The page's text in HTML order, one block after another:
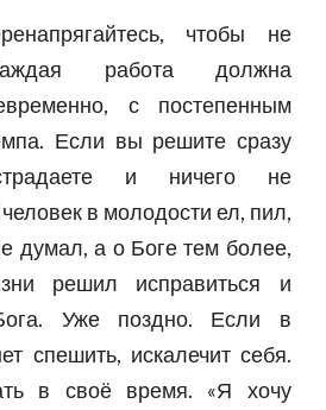
чтобы не
работа должна
с постепенным
Если вы решите сразу
и ничего не
в молодости ел, пил,
думал, а о Боге тем более,
решил исправиться и
Уже поздно. Если в
спешить, искалечит себя.
в своё время. «Я хочу